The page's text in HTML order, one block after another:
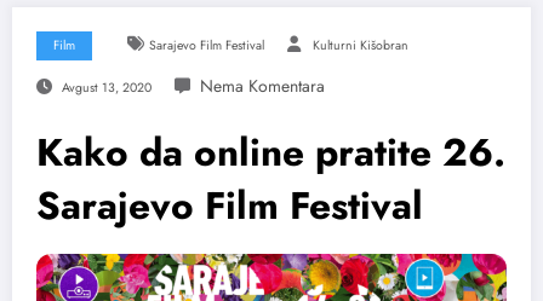
Film Sarajevo Film Festival Kulturni Kišobran
Avgust 13, 2020
Kako da online pratite 26.
Sarajevo Film Festival